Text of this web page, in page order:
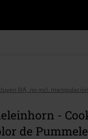
IVA, no incl.
-
de